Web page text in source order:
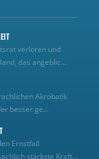
verloren und
das angeblic...
Akrobatik
besser ge...
Ernstfall
stärkste Kraft...